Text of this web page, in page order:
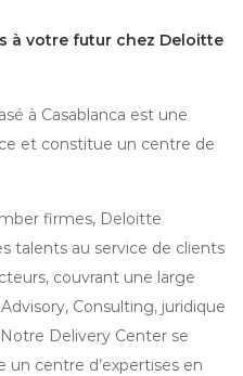
à votre futur chez Deloitte
à Casablanca est une
et constitue un centre de
firmes, Deloitte
talents au service de clients
couvrant une large
Consulting, juridique
Delivery Center se
centre d’expertises en